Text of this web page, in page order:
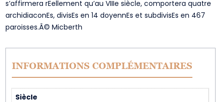
s’affirmera rEellement qu’au VIIIe siècle, comportera quatre
archidiaconEs, divisEs en 14 doyennEs et subdivisEs en 467
paroisses.Â© Micberth
INFORMATIONS COMPLÉMENTAIRES
Siècle